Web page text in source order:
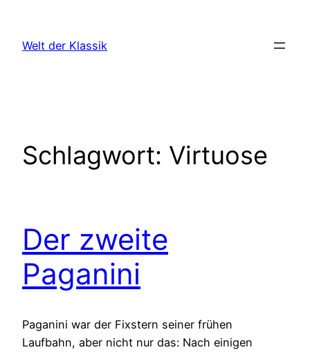
springen
Welt der Klassik
Schlagwort: Virtuose
Der zweite
Paganini
Paganini war der Fixstern seiner frühen
Laufbahn, aber nicht nur das: Nach einigen